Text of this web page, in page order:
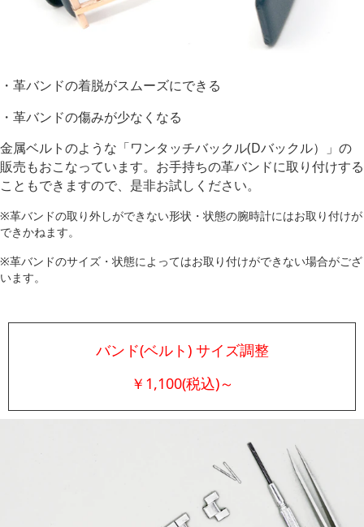
・革バンドの着脱がスムーズにできる
・革バンドの傷みが少なくなる
金属ベルトのような「ワンタッチバックル(Dバックル）」の
販売もおこなっています。お手持ちの革バンドに取り付けする
こともできますので、是非お試しください。
※革バンドの取り外しができない形状・状態の腕時計にはお取り付けが
できかねます。
※革バンドのサイズ・状態によってはお取り付けができない場合がござ
います。
バンド(ベルト) サイズ調整
￥1,100(税込)～